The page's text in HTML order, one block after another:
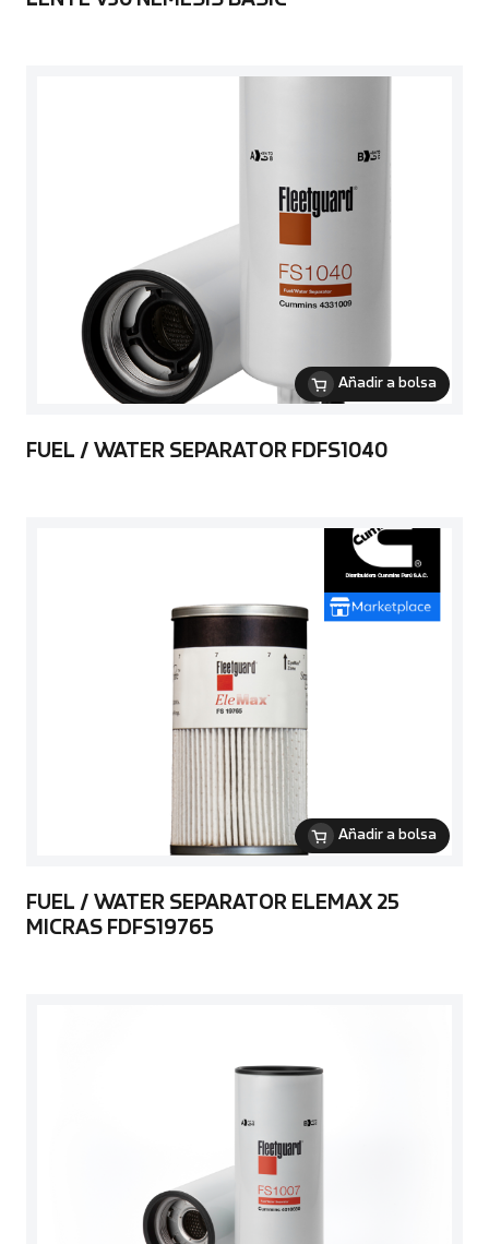
Añadir a bolsa
FUEL / WATER SEPARATOR FDFS1040
Añadir a bolsa
FUEL / WATER SEPARATOR ELEMAX 25
MICRAS FDFS19765